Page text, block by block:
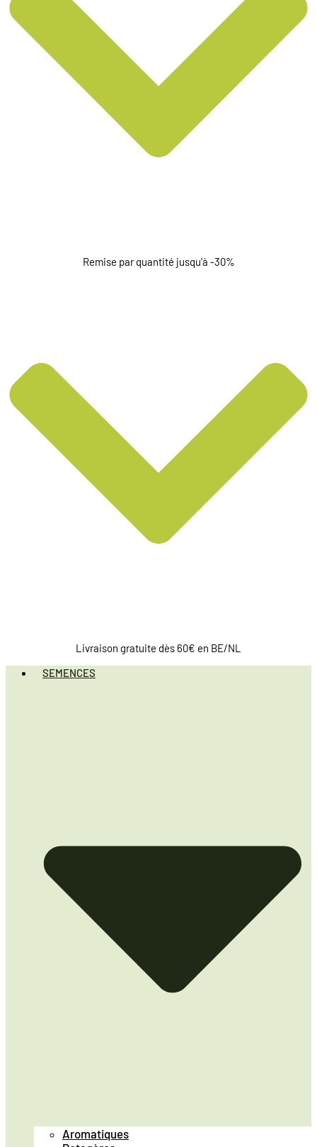
Remise par quantité jusqu'à -30%
Livraison gratuite dès 60€ en BE/NL
SEMENCES
Aromatiques